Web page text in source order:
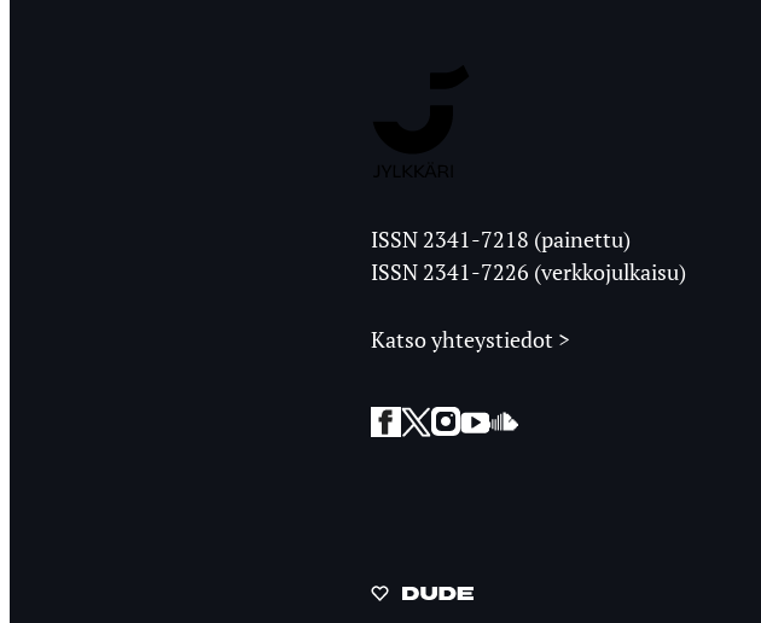
Ylioppilaslehti
ISSN 2341-7218 (painettu)
ISSN 2341-7226 (verkkojulkaisu)
Katso yhteystiedot >
Facebook
Twitter
Instagram
YouTubeSoundCloud